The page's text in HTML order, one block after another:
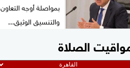
بمواصلة أوجه التعاون
والتنسيق الوثيق...
الصلاة